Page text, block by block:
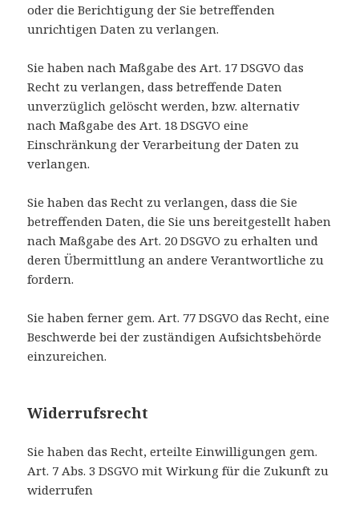
oder die Berichtigung der Sie betreffenden
unrichtigen Daten zu verlangen.
Sie haben nach Maßgabe des Art. 17 DSGVO das
Recht zu verlangen, dass betreffende Daten
unverzüglich gelöscht werden, bzw. alternativ
nach Maßgabe des Art. 18 DSGVO eine
Einschränkung der Verarbeitung der Daten zu
verlangen.
Sie haben das Recht zu verlangen, dass die Sie
betreffenden Daten, die Sie uns bereitgestellt haben
nach Maßgabe des Art. 20 DSGVO zu erhalten und
deren Übermittlung an andere Verantwortliche zu
fordern.
Sie haben ferner gem. Art. 77 DSGVO das Recht, eine
Beschwerde bei der zuständigen Aufsichtsbehörde
einzureichen.
Widerrufsrecht
Sie haben das Recht, erteilte Einwilligungen gem.
Art. 7 Abs. 3 DSGVO mit Wirkung für die Zukunft zu
widerrufen